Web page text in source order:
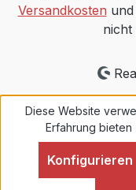
Versandkosten
nicht
Diese Website
Erfahrung bieten
Konfigurieren